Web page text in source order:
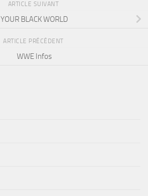
ARTICLE SUIVANT
YOUR BLACK WORLD
ARTICLE PRÉCÉDENT
WWE Infos